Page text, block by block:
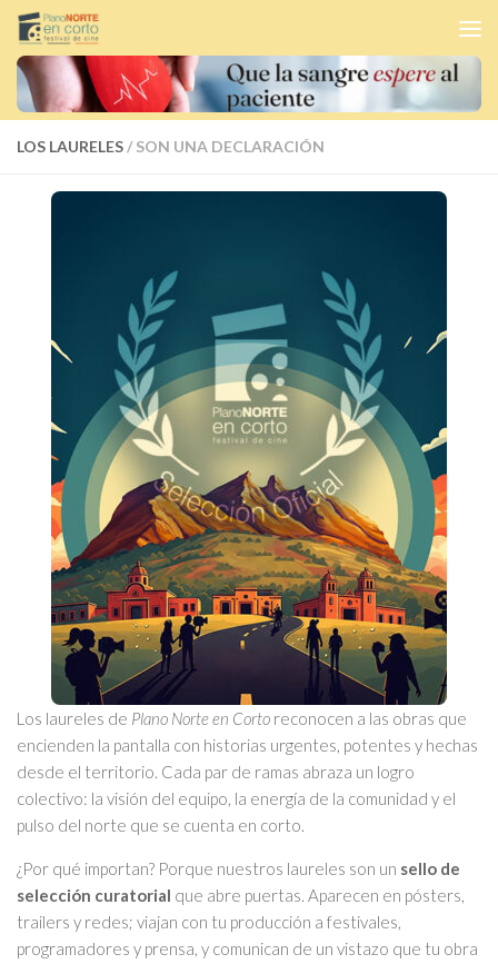
Bajo el contenido
LOS LAURELES/ SON UNA DECLARACIÓN
Los laureles de Plano Norte en Corto reconocen a las obras que
encienden la pantalla con historias urgentes, potentes y hechas
desde el territorio. Cada par de ramas abraza un logro
colectivo: la visión del equipo, la energía de la comunidad y el
pulso del norte que se cuenta en corto.
¿Por qué importan? Porque nuestros laureles son un sello de
selección curatorial que abre puertas. Aparecen en pósters,
trailers y redes; viajan con tu producción a festivales,
programadores y prensa, y comunican de un vistazo que tu obra